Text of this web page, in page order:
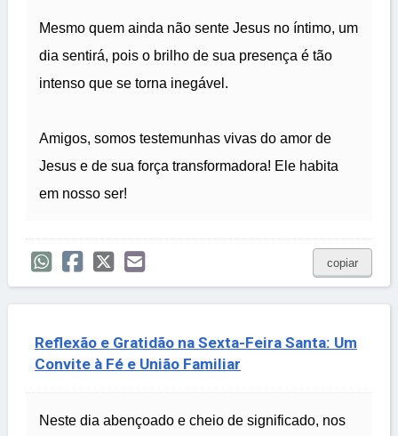
Mesmo quem ainda não sente Jesus no íntimo, um
dia sentirá, pois o brilho de sua presença é tão
intenso que se torna inegável.
Amigos, somos testemunhas vivas do amor de
Jesus e de sua força transformadora! Ele habita
em nosso ser!
copiar
Reflexão e Gratidão na Sexta-Feira Santa: Um
Convite à Fé e União Familiar
Neste dia abençoado e cheio de significado, nos